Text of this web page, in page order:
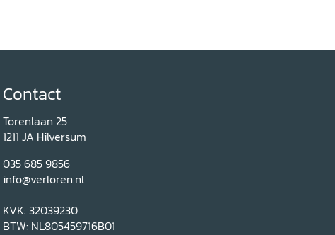
Contact
Torenlaan 25
1211 JA Hilversum
035 685 9856
info@verloren.nl
KVK: 32039230
BTW: NL805459716B01